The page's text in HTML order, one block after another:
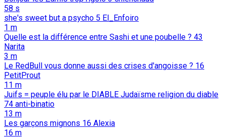
58 s
she's sweet but a psycho 5 El_Enfoiro
1 m
Quelle est la différence entre Sashi et une poubelle ? 43
Narita
3 m
Le RedBull vous donne aussi des crises d'angoisse ? 16
PetitProut
11 m
Juifs = peuple élu par le DIABLE Judaïsme religion du diable
74 anti-binatio
13 m
Les garçons mignons 16 Alexia
16 m